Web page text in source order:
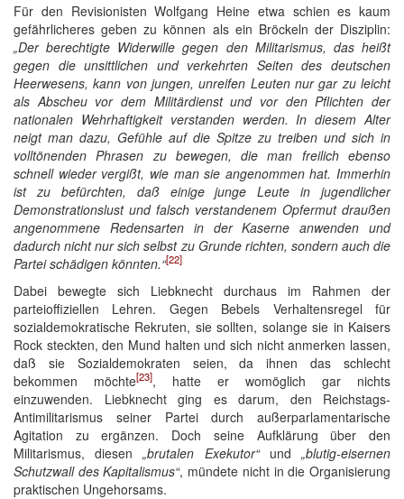
Für den Revisionisten Wolfgang Heine etwa schien es kaum
gefährlicheres geben zu können als ein Bröckeln der Disziplin:
„Der berechtigte Widerwille gegen den Militarismus, das heißt
gegen die unsittlichen und verkehrten Seiten des deutschen
Heerwesens, kann von jungen, unreifen Leuten nur gar zu leicht
als Abscheu vor dem Militärdienst und vor den Pflichten der
nationalen Wehrhaftigkeit verstanden werden. In diesem Alter
neigt man dazu, Gefühle auf die Spitze zu treiben und sich in
volltönenden Phrasen zu bewegen, die man freilich ebenso
schnell wieder vergißt, wie man sie angenommen hat. Immerhin
ist zu befürchten, daß einige junge Leute in jugendlicher
Demonstrationslust und falsch verstandenem Opfermut draußen
angenommene Redensarten in der Kaserne anwenden und
dadurch nicht nur sich selbst zu Grunde richten, sondern auch die
Partei schädigen könnten.“[22]
Dabei bewegte sich Liebknecht durchaus im Rahmen der
parteioffiziellen Lehren. Gegen Bebels Verhaltensregel für
sozialdemokratische Rekruten, sie sollten, solange sie in Kaisers
Rock steckten, den Mund halten und sich nicht anmerken lassen,
daß sie Sozialdemokraten seien, da ihnen das schlecht
bekommen möchte[23], hatte er womöglich gar nichts
einzuwenden. Liebknecht ging es darum, den Reichstags-
Antimilitarismus seiner Partei durch außerparlamentarische
Agitation zu ergänzen. Doch seine Aufklärung über den
Militarismus, diesen„brutalen Exekutor“und„blutig-eisernen
Schutzwall des Kapitalismus“, mündete nicht in die Organisierung
praktischen Ungehorsams.